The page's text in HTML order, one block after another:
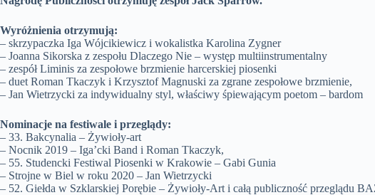
Wyróżnienia otrzymują:
– skrzypaczka Iga Wójcikiewicz i wokalistka Karolina Zygner
– Joanna Sikorska z zespołu Dlaczego Nie – występ multiinstrumentalny
– zespół Liminis za zespołowe brzmienie harcerskiej piosenki
– duet Roman Tkaczyk i Krzysztof Magnuski za zgrane zespołowe brzmienie,
– Jan Wietrzycki za indywidualny styl, właściwy śpiewającym poetom – bardom
Nominacje na festiwale i przeglądy:
– 33. Bakcynalia – Żywioły-art
– Nocnik 2019 – Iga’cki Band i Roman Tkaczyk,
– 55. Studencki Festiwal Piosenki w Krakowie – Gabi Gunia
– Strojne w Biel w roku 2020 – Jan Wietrzycki
– 52. Giełda w Szklarskiej Porębie – Żywioły-Art i całą publiczność przeglądu